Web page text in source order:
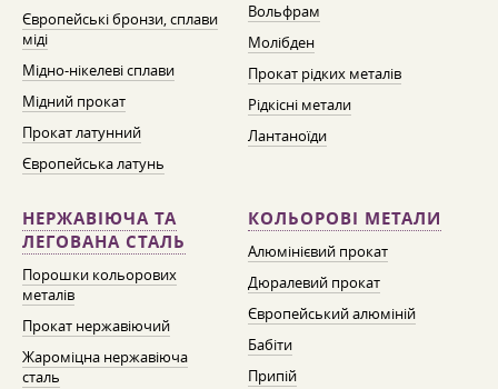
Європейські бронзи, сплави
міді
Мідно-нікелеві сплави
Мідний прокат
Прокат латунний
Європейська латунь
Вольфрам
Молібден
Прокат рідких металів
Рідкісні метали
Лантаноїди
НЕРЖАВІЮЧА ТА
ЛЕГОВАНА СТАЛЬ
Порошки кольорових
металів
Прокат нержавіючий
Жароміцна нержавіюча
сталь
КОЛЬОРОВІ МЕТАЛИ
Алюмінієвий прокат
Дюралевий прокат
Європейський алюміній
Бабіти
Припій